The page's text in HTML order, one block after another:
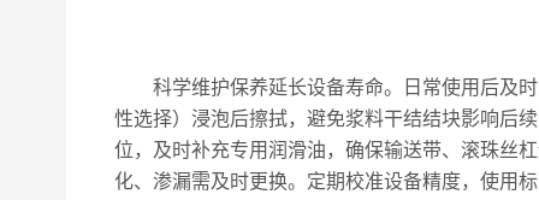
科学维护保养延长设备寿命。日常使用后及时
性选择）浸泡后擦拭，避免浆料干结结块影响后
位，及时补充专用润滑油，确保输送带、滚珠丝
化、渗漏需及时更换。定期校准设备精度，使用